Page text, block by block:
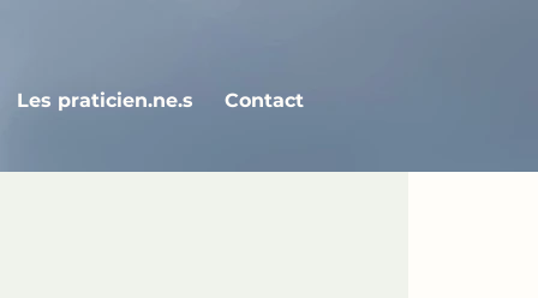
Les praticien.ne.s Contact